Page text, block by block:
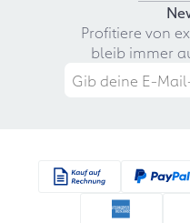
Profitiere von
bleib immer